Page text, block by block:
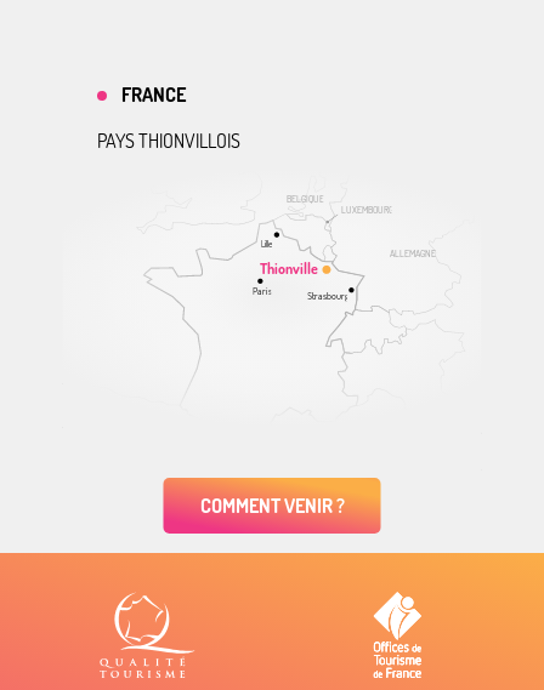
ALLEMAGNE
BELGIQUE
LUXEMBOURG
Thionville
Lille
Paris Strasbourg
FRANCE
PAYS THIONVILLOIS
COMMENT VENIR ?